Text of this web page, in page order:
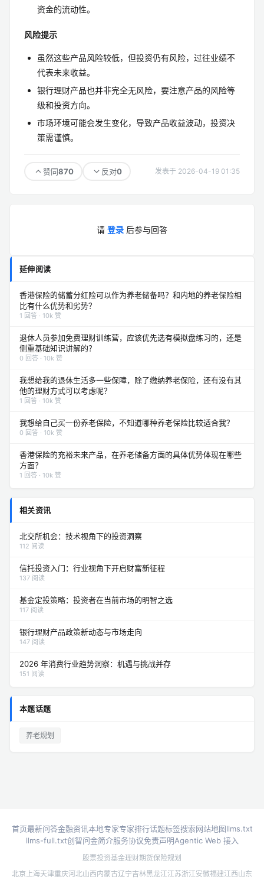
资金的流动性。
风险提示
虽然这些产品风险较低，但投资仍有风险，过往业绩不
代表未来收益。
银行理财产品也并非完全无风险，要注意产品的风险等
级和投资方向。
市场环境可能会发生变化，导致产品收益波动，投资决
策需谨慎。
赞同870 反对0 发表于 2026-04-19 01:35
请 登录 后参与回答
延伸阅读
香港保险的储蓄分红险可以作为养老储备吗？和内地的养老保险相
比有什么优势和劣势？
1 回答 · 10k 赞
退休人员参加免费理财训练营，应该优先选有模拟盘练习的，还是
侧重基础知识讲解的？
0 回答 · 10k 赞
我想给我的退休生活多一些保障，除了缴纳养老保险，还有没有其
他的理财方式可以考虑呢？
1 回答 · 10k 赞
我想给自己买一份养老保险，不知道哪种养老保险比较适合我？
0 回答 · 10k 赞
香港保险的充裕未来产品，在养老储备方面的具体优势体现在哪些
方面？
1 回答 · 10k 赞
相关资讯
北交所机会：技术视角下的投资洞察
112 阅读
信托投资入门：行业视角下开启财富新征程
137 阅读
基金定投策略：投资者在当前市场的明智之选
117 阅读
银行理财产品政策新动态与市场走向
147 阅读
2026 年消费行业趋势洞察：机遇与挑战并存
151 阅读
本题话题
养老规划
首页最新问答金融资讯本地专家专家排行话题标签搜索网站地图llms.txt
llms-full.txt创智问金简介服务协议免责声明Agentic Web 接入
股票投资基金理财期货保险规划
北京 上海天津重庆河北山西内蒙古辽宁吉林黑龙江江苏浙江安徽福建江西山东